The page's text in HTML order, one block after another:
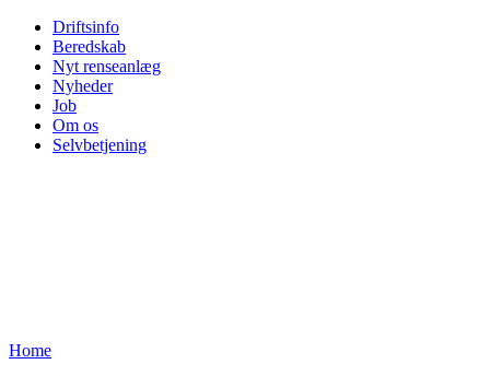
Driftsinfo
Beredskab
Nyt renseanlæg
Nyheder
Job
Om os
Selvbetjening
Home